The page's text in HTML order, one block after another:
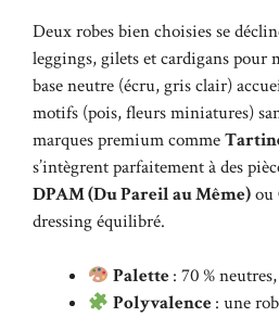
Deux robes bien choisies se
leggings, gilets et cardigans pour
base neutre (écru, gris clair)
motifs (pois, fleurs miniatures)
marques premium comme
s’intègrent parfaitement à des
DPAM (Du Pareil au Même)ou
dressing équilibré.
Palette: 70 %
Polyvalence: une